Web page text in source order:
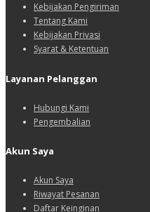
Kebijakan Pengiriman
Tentang Kami
Kebijakan Privasi
Syarat & Ketentuan
Layanan Pelanggan
Hubungi Kami
Pengembalian
Akun Saya
Akun Saya
Riwayat Pesanan
Daftar Keinginan